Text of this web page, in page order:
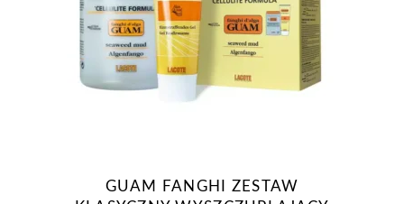
GUAM FANGHI ZESTAW